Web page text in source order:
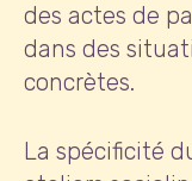
des actes de
dans des
concrètes.
La spécificité